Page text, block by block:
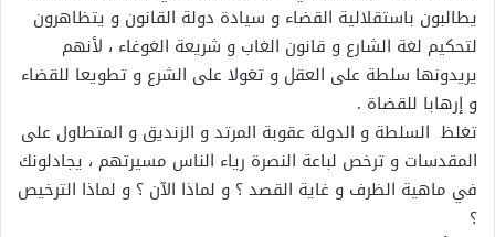
يطالبون باستقلالية القضاء و سيادة دولة القانون و يتظاهرون
لتحكيم لغة الشارع و قانون الغاب و شريعة الغوغاء ، لأنهم
يريدونها سلطة على العقل و تغولا على الشرع و تطويعا للقضاء
و إرهابا للقضاة .
تغلظ السلطة و الدولة عقوبة المرتد و الزنديق و المتطاول على
المقدسات و ترخص لباعة النصرة رياء الناس مسيرتهم ، يجادلونك
في ماهية الظرف و غاية القصد ؟ و لماذا الآن ؟ و لماذا الترخيص
؟